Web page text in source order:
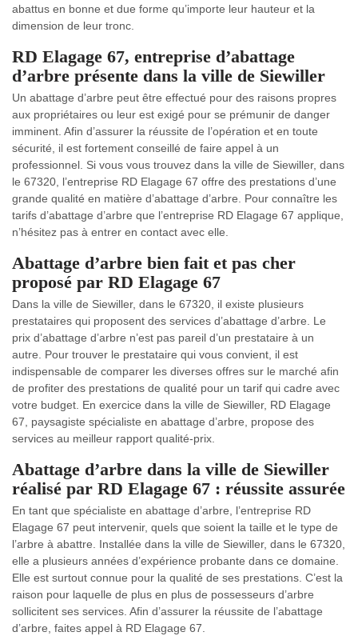
abattus en bonne et due forme qu’importe leur hauteur et la
dimension de leur tronc.
RD Elagage 67, entreprise d’abattage
d’arbre présente dans la ville de Siewiller
Un abattage d’arbre peut être effectué pour des raisons propres
aux propriétaires ou leur est exigé pour se prémunir de danger
imminent. Afin d’assurer la réussite de l’opération et en toute
sécurité, il est fortement conseillé de faire appel à un
professionnel. Si vous vous trouvez dans la ville de Siewiller, dans
le 67320, l’entreprise RD Elagage 67 offre des prestations d’une
grande qualité en matière d’abattage d’arbre. Pour connaître les
tarifs d’abattage d’arbre que l’entreprise RD Elagage 67 applique,
n’hésitez pas à entrer en contact avec elle.
Abattage d’arbre bien fait et pas cher
proposé par RD Elagage 67
Dans la ville de Siewiller, dans le 67320, il existe plusieurs
prestataires qui proposent des services d’abattage d’arbre. Le
prix d’abattage d’arbre n’est pas pareil d’un prestataire à un
autre. Pour trouver le prestataire qui vous convient, il est
indispensable de comparer les diverses offres sur le marché afin
de profiter des prestations de qualité pour un tarif qui cadre avec
votre budget. En exercice dans la ville de Siewiller, RD Elagage
67, paysagiste spécialiste en abattage d’arbre, propose des
services au meilleur rapport qualité-prix.
Abattage d’arbre dans la ville de Siewiller
réalisé par RD Elagage 67 : réussite assurée
En tant que spécialiste en abattage d’arbre, l’entreprise RD
Elagage 67 peut intervenir, quels que soient la taille et le type de
l’arbre à abattre. Installée dans la ville de Siewiller, dans le 67320,
elle a plusieurs années d’expérience probante dans ce domaine.
Elle est surtout connue pour la qualité de ses prestations. C’est la
raison pour laquelle de plus en plus de possesseurs d’arbre
sollicitent ses services. Afin d’assurer la réussite de l’abattage
d’arbre, faites appel à RD Elagage 67.